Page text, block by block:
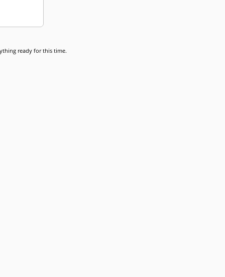
ready for this time.